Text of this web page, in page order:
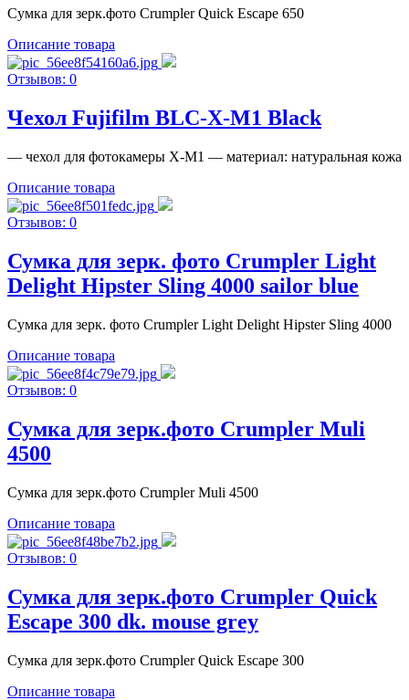
Сумка для зерк.фото Crumpler Quick Escape 650
Описание товара
Отзывов: 0
Чехол Fujifilm BLC-X-M1 Black
— чехол для фотокамеры X-M1 — материал: натуральная кожа
Описание товара
Отзывов: 0
Сумка для зерк. фото Crumpler Light
Delight Hipster Sling 4000 sailor blue
Сумка для зерк. фото Crumpler Light Delight Hipster Sling 4000
Описание товара
Отзывов: 0
Сумка для зерк.фото Crumpler Muli
4500
Сумка для зерк.фото Crumpler Muli 4500
Описание товара
Отзывов: 0
Сумка для зерк.фото Crumpler Quick
Escape 300 dk. mouse grey
Сумка для зерк.фото Crumpler Quick Escape 300
Описание товара